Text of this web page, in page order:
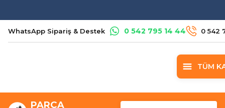
WhatsApp Sipariş & Destek 0 542 795 14 44 0 542
TÜM
PARÇA